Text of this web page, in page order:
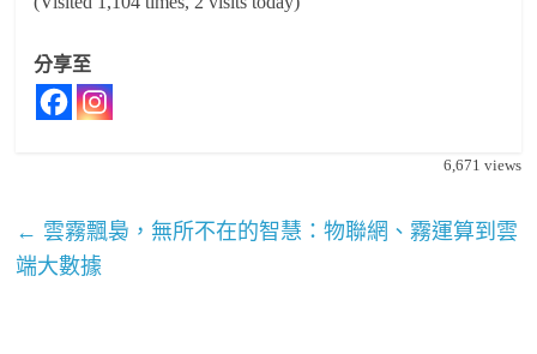
分享至
6,671 views
← 雲霧飄裊，無所不在的智慧：物聯網、霧運算到雲
端大數據